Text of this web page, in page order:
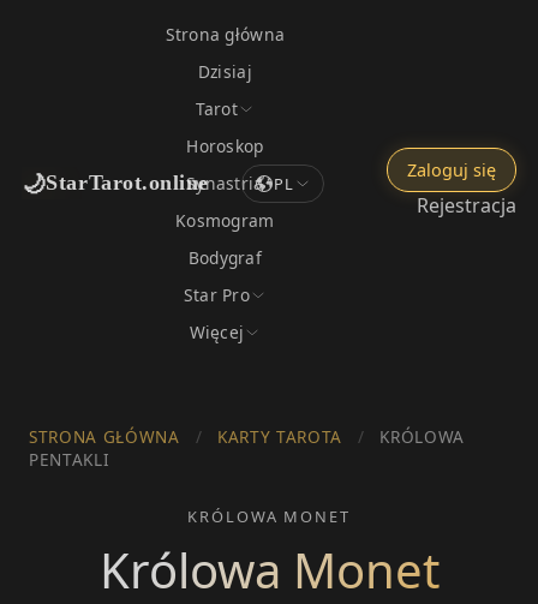
🌙StarTarot.online
Strona główna
Dzisiaj
Tarot
Horoskop
Synastria
Kosmogram
Bodygraf
Star Pro
Więcej
PL
Zaloguj się
Rejestracja
STRONA GŁÓWNA / KARTY TAROTA /
KRÓLOWA
PENTAKLI
KRÓLOWA MONET
Królowa Monet